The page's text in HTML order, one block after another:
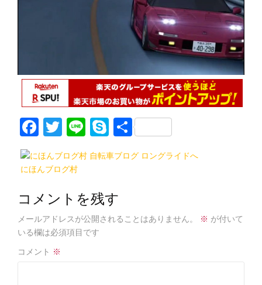
F
a
c
b
o
o
k
T
w
itt
Li
n
e
S
k
y
e
共
有
にほんブログ村
コメントを残す
メールアドレスが公開されることはありません。 ※ が付いて
いる欄は必須項目です
コメント ※